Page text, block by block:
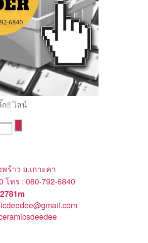
!! ไลน์
ร้าว อ.เกาะคา
โทร : 080-792-6840